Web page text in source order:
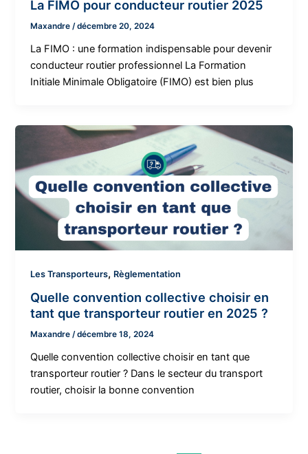
La FIMO pour conducteur routier 2025
Maxandre/décembre 20, 2024
La FIMO : une formation indispensable pour devenir
conducteur routier professionnel La Formation
Initiale Minimale Obligatoire (FIMO) est bien plus
Les Transporteurs, Règlementation
Quelle convention collective choisir en
tant que transporteur routier en 2025 ?
Maxandre/décembre 18, 2024
Quelle convention collective choisir en tant que
transporteur routier ? Dans le secteur du transport
routier, choisir la bonne convention